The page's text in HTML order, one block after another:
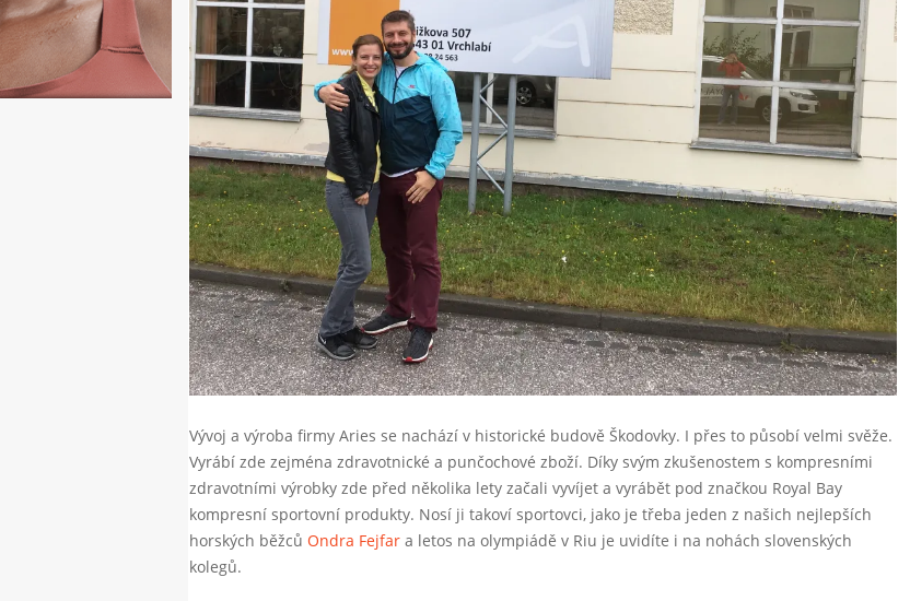
Vývoj a výroba firmy Aries se nachází v historické budově Škodovky. I přes to působí velmi svěže.
Vyrábí zde zejména zdravotnické a punčochové zboží. Díky svým zkušenostem s kompresními
zdravotními výrobky zde před několika lety začali vyvíjet a vyrábět pod značkou Royal Bay
kompresní sportovní produkty. Nosí ji takoví sportovci, jako je třeba jeden z našich nejlepších
horských běžců Ondra Fejfar a letos na olympiádě v Riu je uvidíte i na nohách slovenských
kolegů.